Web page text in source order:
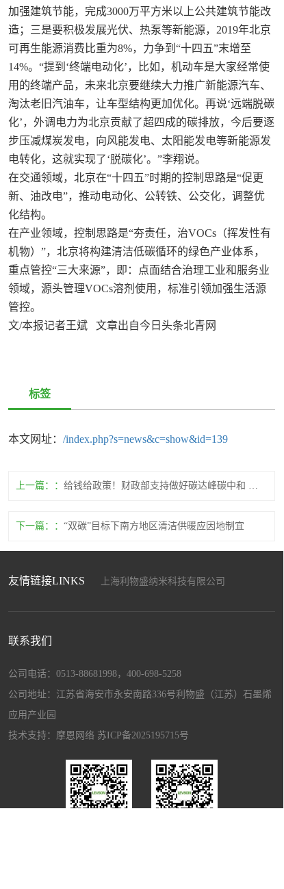
加强建筑节能，完成3000万平方米以上公共建筑节能改
造；三是要积极发展光伏、热泵等新能源，2019年北京
可再生能源消费比重为8%，力争到“十四五”末增至
14%。“提到‘终端电动化’，比如，机动车是大家经常使
用的终端产品，未来北京要继续大力推广新能源汽车、
淘汰老旧汽油车，让车型结构更加优化。再说‘远端脱碳
化’，外调电力为北京贡献了超四成的碳排放，今后要逐
步压减煤炭发电，向风能发电、太阳能发电等新能源发
电转化，这就实现了‘脱碳化’。”李翔说。
在交通领域，北京在“十四五”时期的控制思路是“促更
新、油改电”，推动电动化、公转铁、公交化，调整优
化结构。
在产业领域，控制思路是“夯责任，治VOCs（挥发性有
机物）”，北京将构建清洁低碳循环的绿色产业体系，
重点管控“三大来源”，即：点面结合治理工业和服务业
领域，源头管理VOCs溶剂使用，标准引领加强生活源
管控。
文/本报记者王斌 文章出自今日头条北青网
标签
本文网址：/index.php?s=news&c=show&id=139
上一篇： 给钱给政策！财政部支持做好碳达峰碳中和 指导文件正在起草
下一篇： “双碳”目标下南方地区清洁供暖应因地制宜
友情链接LINKS
上海利物盛纳米科技有限公司
联系我们
公司电话：0513-88681998，400-698-5258
公司地址：江苏省海安市永安南路336号利物盛（江苏）石墨烯
应用产业园
技术支持： 摩恩网络 苏ICP备2025195715号